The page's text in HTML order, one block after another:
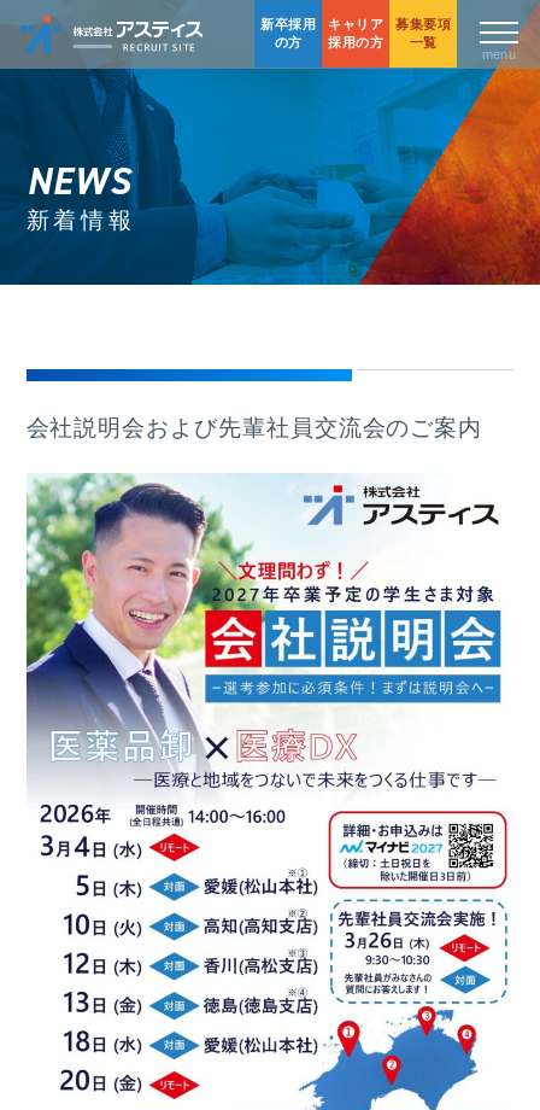
新卒採用
の方
キャリア
採用の方
募集要項
一覧
NEWS
新着情報
会社説明会および先輩社員交流会のご案内